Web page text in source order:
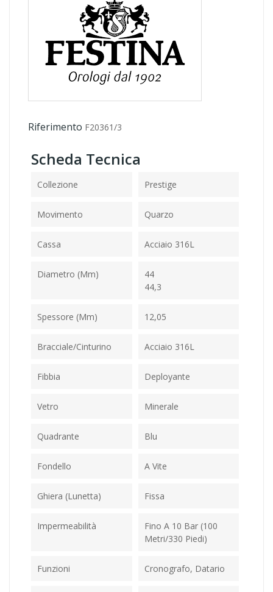
Riferimento F20361/3
Scheda Tecnica
Collezione Prestige
Movimento Quarzo
Cassa Acciaio 316L
Diametro (mm)
44
44,3
Spessore (mm) 12,05
Bracciale/Cinturino Acciaio 316L
Fibbia Deployante
Vetro Minerale
Quadrante Blu
Fondello A Vite
Ghiera (Lunetta) Fissa
Impermeabilità
Fino A 10 Bar (100
Metri/330 Piedi)
Funzioni Cronografo, Datario